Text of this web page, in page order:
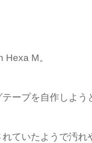
M。
ープを自作しよう
ていたようで汚れ